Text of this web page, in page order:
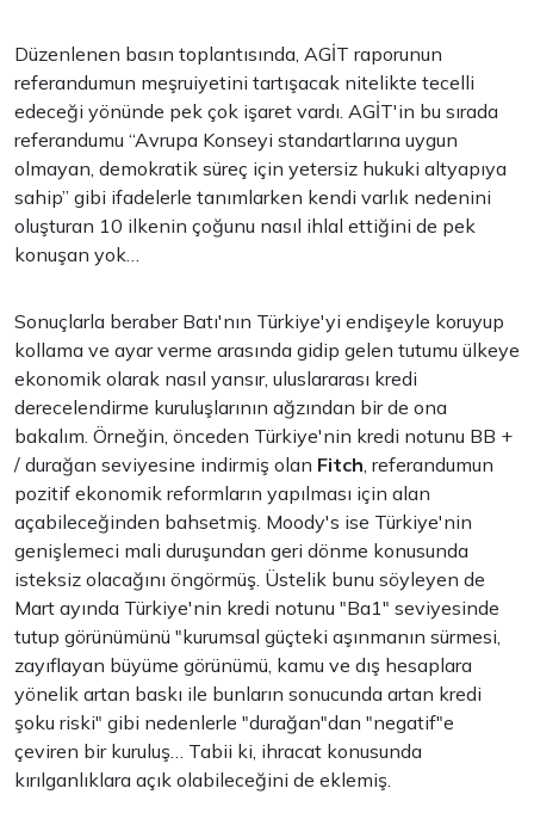
Düzenlenen basın toplantısında, AGİT raporunun
referandumun meşruiyetini tartışacak nitelikte tecelli
edeceği yönünde pek çok işaret vardı. AGİT'in bu sırada
referandumu “Avrupa Konseyi standartlarına uygun
olmayan, demokratik süreç için yetersiz hukuki altyapıya
sahip” gibi ifadelerle tanımlarken kendi varlık nedenini
oluşturan 10 ilkenin çoğunu nasıl ihlal ettiğini de pek
konuşan yok…
Sonuçlarla beraber Batı'nın Türkiye'yi endişeyle koruyup
kollama ve ayar verme arasında gidip gelen tutumu ülkeye
ekonomik olarak nasıl yansır, uluslararası kredi
derecelendirme kuruluşlarının ağzından bir de ona
bakalım. Örneğin, önceden Türkiye'nin kredi notunu BB +
/ durağan seviyesine indirmiş olan Fitch, referandumun
pozitif ekonomik reformların yapılması için alan
açabileceğinden bahsetmiş. Moody's ise Türkiye'nin
genişlemeci mali duruşundan geri dönme konusunda
isteksiz olacağını öngörmüş. Üstelik bunu söyleyen de
Mart ayında Türkiye'nin kredi notunu "Ba1" seviyesinde
tutup görünümünü "kurumsal güçteki aşınmanın sürmesi,
zayıflayan büyüme görünümü, kamu ve dış hesaplara
yönelik artan baskı ile bunların sonucunda artan kredi
şoku riski" gibi nedenlerle "durağan"dan "negatif"e
çeviren bir kuruluş… Tabii ki, ihracat konusunda
kırılganlıklara açık olabileceğini de eklemiş.